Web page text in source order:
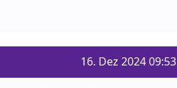
16. Dez 2024 09:53